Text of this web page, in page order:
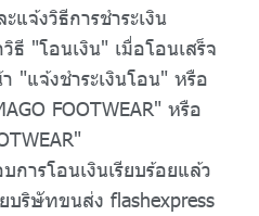
แจ้งวิธีการชำระเงิน
"โอนเงิน" เมื่อโอนเสร็จ
"แจ้งชำระเงินโอน" หรือ
FOOTWEAR" หรือ
การโอนเงินเรียบร้อยแล้ว
ริษัทขนส่ง flashexpress